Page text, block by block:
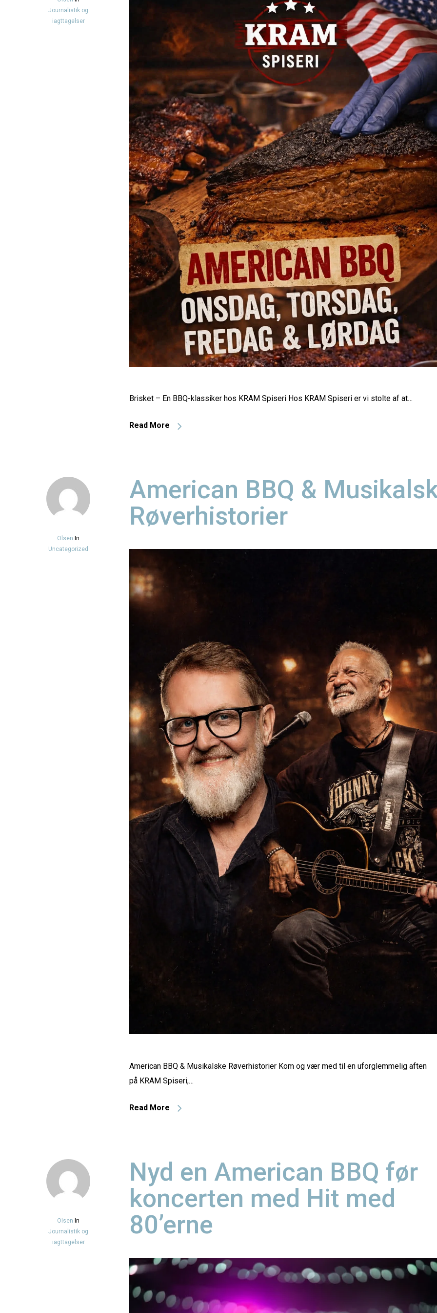
Journalistik og
iagttagelser
Brisket – En BBQ-klassiker hos KRAM Spiseri Hos KRAM Spiseri er vi stolte af at…
Read More
Olsen In
Uncategorized
American BBQ &
Røverhistorier
American BBQ & Musikalske Røverhistorier Kom og vær med til en uforglemmelig aften
på KRAM Spiseri,…
Read More
Olsen In
Journalistik og
iagttagelser
Nyd en American BBQ før
koncerten med Hit med
80’erne